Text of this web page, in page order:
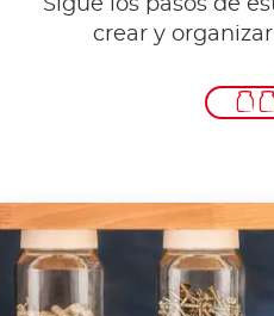
Sigue los pasos de
crear y